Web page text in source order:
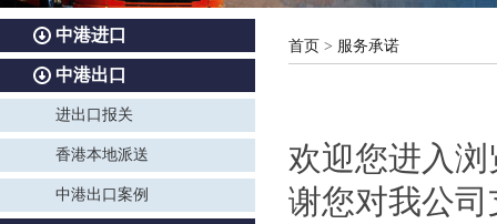
中港进口
中港出口
进出口报关
香港本地派送
中港出口案例
首页 > 服务承诺
欢迎您进入
谢您对我公